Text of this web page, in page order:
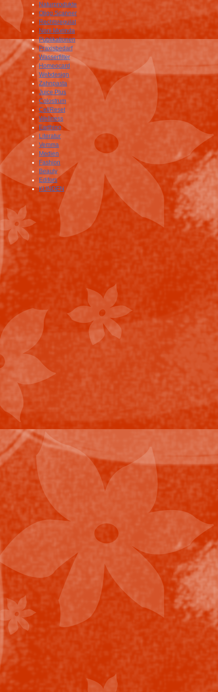
Naturprodukte
Oligo Scanner
Rechtsregulat
Noni Morinda
Publikationen
Praxisbedarf
Wasserfilter
Homeocard
Webdesign
Zahnpasta
Juice Plus
Colostrum
CellReset
Wellness
Earthing
Literatur
Vemma
Medien
Fashion
Beauty
Edifors
KUNDEN